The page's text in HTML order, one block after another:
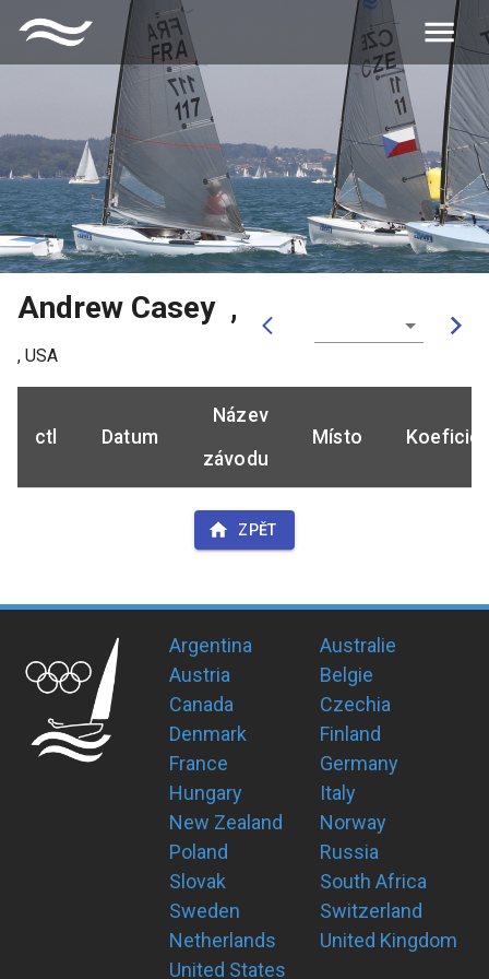
Andrew Casey ,
, USA
ctl Datum
Název
závodu
Místo
ZPĚT
Argentina
Australie
Austria
Belgie
Canada
Czechia
Denmark
Finland
France
Germany
Hungary
Italy
New Zealand
Norway
Poland
Russia
Slovak
South Africa
Sweden
Switzerland
Netherlands
United Kingdom
United States